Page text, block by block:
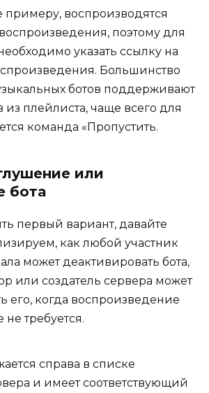
примеру, воспроизводятся
поэтому для
указать ссылку на
Большинство
ботов поддерживают
из плейлиста, чаще всего для
команда «Пропустить.
или
бота
первый вариант, давайте
как любой участник
может деактивировать бота,
или создатель сервера может
его, когда воспроизведение
требуется.
справа в списке
и имеет соответствующий